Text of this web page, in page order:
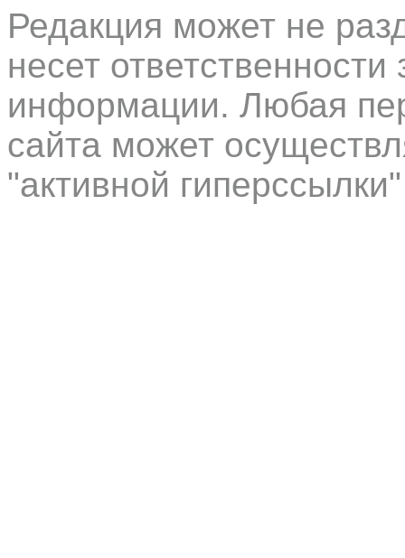
Редакция может не
несет
информации. Любая
сайта может
"активной